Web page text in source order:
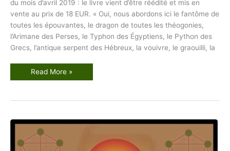
du mois d’avril 2019 : le livre vient d’être réédité et mis en
vente au prix de 18 EUR. « Oui, nous abordons ici le fantôme de
toutes les épouvantes, le dragon de toutes les théogonies,
l’Arimane des Perses, le Typhon des Égyptiens, le Python des
Grecs, l’antique serpent des Hébreux, la vouivre, le graouilli, la
L
m
e
,
F
Read More »